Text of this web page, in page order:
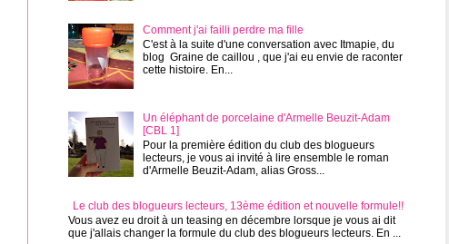
Comment j'ai failli perdre ma fille
C'est à la suite d'une conversation avec Itmapie, du
blog Graine de caillou , que j'ai eu envie de raconter
cette histoire. En...
Un éléphant de porcelaine d'Armelle Beuzit-Adam
[CBL 1]
Pour la première édition du club des blogueurs
lecteurs, je vous ai invité à lire ensemble le roman
d'Armelle Beuzit-Adam, alias Gross...
Le club des blogueurs lecteurs, 13ème édition et nouvelle formule!!
Vous avez eu droit à un teasing en décembre lorsque je vous ai dit
que j'allais changer la formule du club des blogueurs lecteurs. En ...